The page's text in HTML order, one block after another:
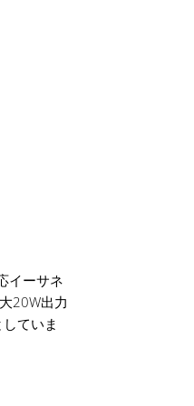
イーサネ
20W出力
ていま